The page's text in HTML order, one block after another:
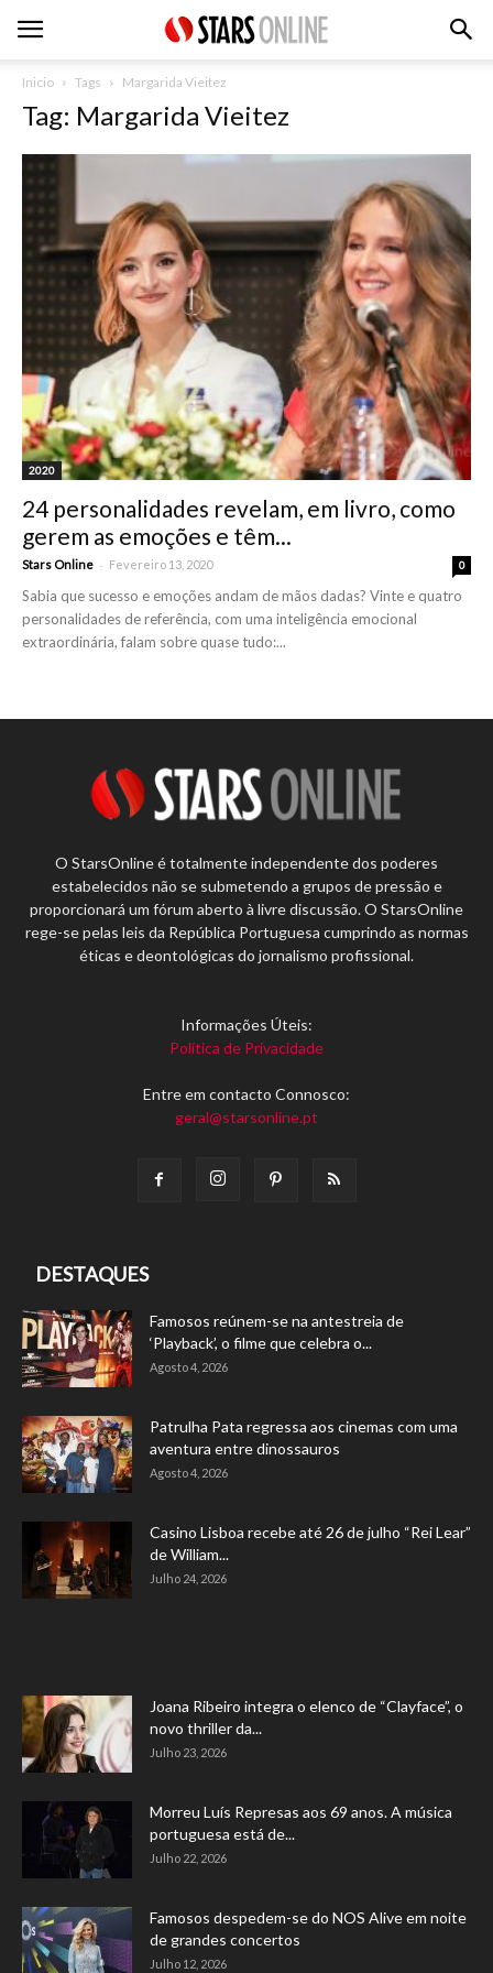
Inicio Tags Margarida Vieitez
Tag: Margarida Vieitez
2020
24 personalidades revelam, em livro, como
gerem as emoções e têm...
Stars Online - Fevereiro 13, 2020 0
Sabia que sucesso e emoções andam de mãos dadas? Vinte e quatro
personalidades de referência, com uma inteligência emocional
extraordinária, falam sobre quase tudo:...
O StarsOnline é totalmente independente dos poderes
estabelecidos não se submetendo a grupos de pressão e
proporcionará um fórum aberto à livre discussão. O StarsOnline
rege-se pelas leis da República Portuguesa cumprindo as normas
éticas e deontológicas do jornalismo profissional.
Informações Úteis:
Política de Privacidade
Entre em contacto Connosco:
geral@starsonline.pt
DESTAQUES
Famosos reúnem-se na antestreia de
‘Playback’, o filme que celebra o...
Agosto 4, 2026
Patrulha Pata regressa aos cinemas com uma
aventura entre dinossauros
Agosto 4, 2026
Casino Lisboa recebe até 26 de julho “Rei Lear”
de William...
Julho 24, 2026
Joana Ribeiro integra o elenco de “Clayface”, o
novo thriller da...
Julho 23, 2026
Morreu Luís Represas aos 69 anos. A música
portuguesa está de...
Julho 22, 2026
Famosos despedem-se do NOS Alive em noite
de grandes concertos
Julho 12, 2026